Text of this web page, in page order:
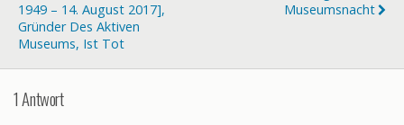
1949 – 14. August 2017],
Gründer Des Aktiven
Museums, Ist Tot
Museumsnacht
1 Antwort